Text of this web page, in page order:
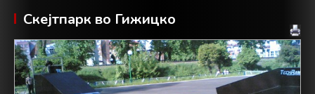
Скејтпарк во Гижицко